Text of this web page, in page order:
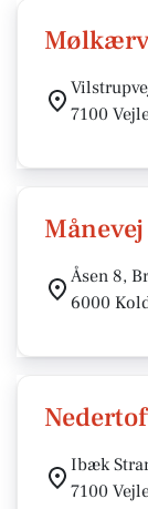
7100
Månevej
Åsen 8,
6000
Ibæk
7100